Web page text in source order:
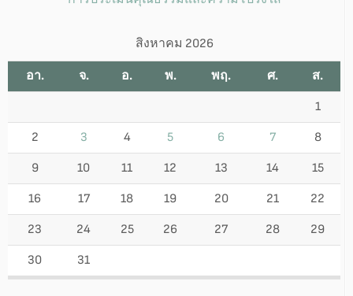
สิงหาคม 2026
อา. จ. อ. พ. พฤ. ศ. ส.
1
2 3 4 5 6 7 8
9 10 11 12 13 14 15
16 17 18 19 20 21 22
23 24 25 26 27 28 29
30 31